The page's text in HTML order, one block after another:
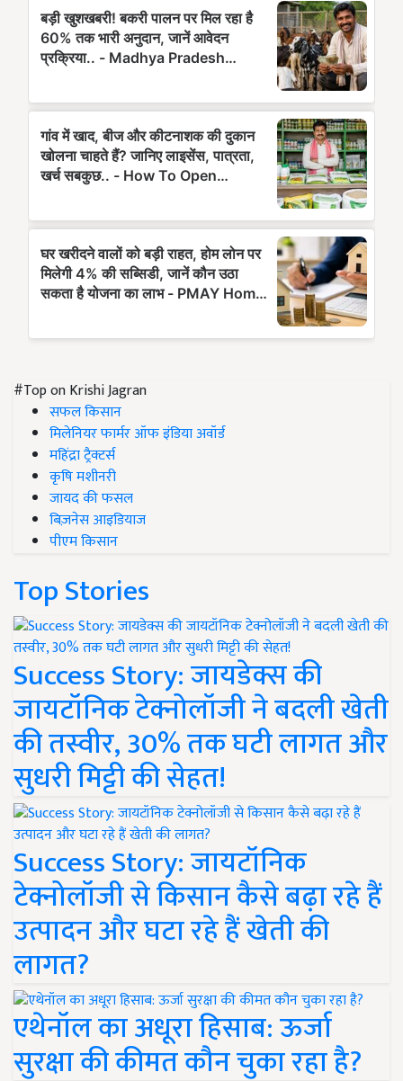
#Top on Krishi Jagran
सफल किसान
मिलेनियर फार्मर ऑफ इंडिया अवॉर्ड
महिंद्रा ट्रैक्टर्स
कृषि मशीनरी
जायद की फसल
बिज़नेस आइडियाज
पीएम किसान
Top Stories
Success Story: जायडेक्स की
जायटॉनिक टेक्नोलॉजी ने बदली खेती
की तस्वीर, 30% तक घटी लागत और
सुधरी मिट्टी की सेहत!
Success Story: जायटॉनिक
टेक्नोलॉजी से किसान कैसे बढ़ा रहे हैं
उत्पादन और घटा रहे हैं खेती की
लागत?
एथेनॉल का अधूरा हिसाब: ऊर्जा
सुरक्षा की कीमत कौन चुका रहा है?